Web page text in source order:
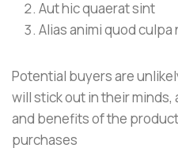
Aut hic quaerat sint
Alias animi quod culpa
Potential buyers are
will stick out in their
and benefits of the
purchases